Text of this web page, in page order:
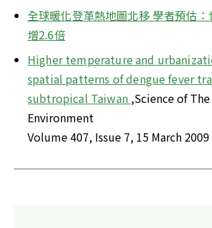
全球暖化登革熱地圖北移 學者預估
增2.6倍
Higher temperature and
spatial patterns of dengue fever
subtropical Taiwan ,Science of
Environment
Volume 407, Issue 7, 15 March 2009